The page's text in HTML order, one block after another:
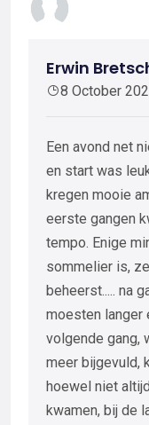
Erwin
8 October
Een avond net
en start was
kregen mooie
eerste gangen
tempo. Enige
sommelier is,
beheerst..... na
moesten langer
volgende gang,
meer bijgevuld,
hoewel niet
kwamen, bij de